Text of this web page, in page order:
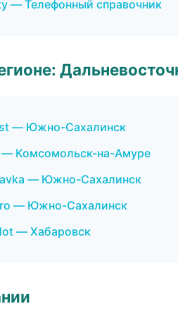
— Телефонный справочник
— Южно-Сахалинск
— Комсомольск-на-Амуре
— Южно-Сахалинск
— Южно-Сахалинск
— Хабаровск